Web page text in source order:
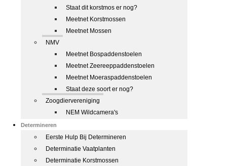
Staat dit korstmos er nog?
Meetnet Korstmossen
Meetnet Mossen
NMV
Meetnet Bospaddenstoelen
Meetnet Zeereeppaddenstoelen
Meetnet Moeraspaddenstoelen
Staat deze soort er nog?
Zoogdiervereniging
NEM Wildcamera's
Determineren
Eerste Hulp Bij Determineren
Determinatie Vaatplanten
Determinatie Korstmossen